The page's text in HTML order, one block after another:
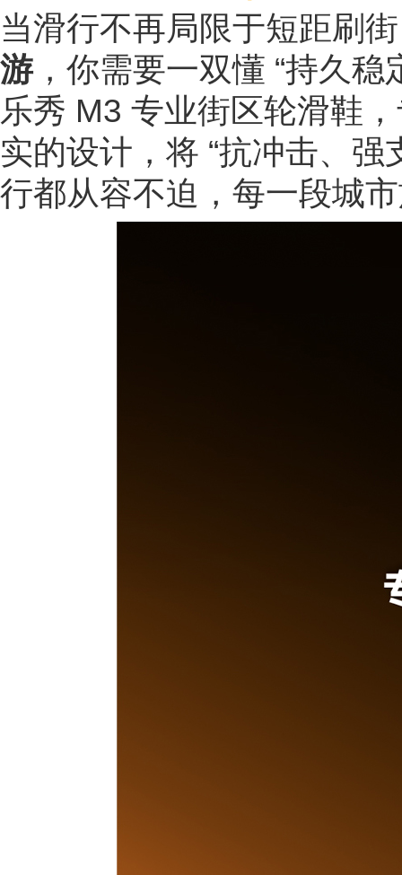
当滑行不再局限于短距刷
游，你需要一双懂 “持久稳
乐秀 M3 专业街区轮滑鞋
实的设计，将 “抗冲击、
行都从容不迫，每一段城